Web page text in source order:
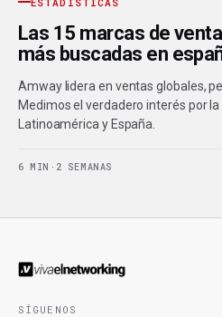
Las 15 marcas de
más buscadas en
Amway lidera en ventas globales,
Medimos el verdadero interés por
Latinoamérica y España.
6 MIN · 2 SEMANAS
SÍGUENOS